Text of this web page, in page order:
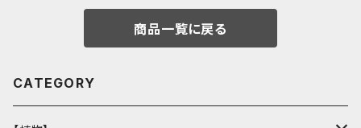
商品一覧に戻る
CATEGORY